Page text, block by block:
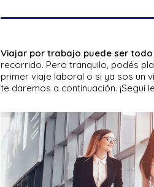
Viajar por trabajo puede ser
recorrido. Pero tranquilo, podés
primer viaje laboral o si ya sos un
te daremos a continuación. ¡Seguí